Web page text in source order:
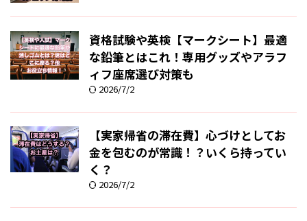
資格試験や英検【マークシート】最適
な鉛筆とはこれ！専用グッズやアラフ
ィフ座席選び対策も
2026/7/2
【実家帰省の滞在費】心づけとしてお
金を包むのが常識！？いくら持ってい
く？
2026/7/2